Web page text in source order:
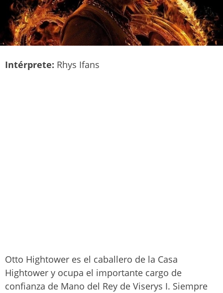
Intérprete: Rhys Ifans
Otto Hightower es el caballero de la Casa
Hightower y ocupa el importante cargo de
confianza de Mano del Rey de Viserys I. Siempre